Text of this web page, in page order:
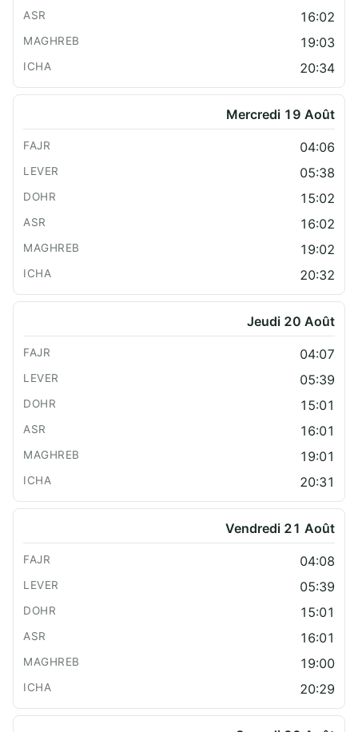
16:02
19:03
20:34
Mercredi 19 Août
04:06
05:38
15:02
16:02
19:02
20:32
Jeudi 20 Août
04:07
05:39
15:01
16:01
19:01
20:31
Vendredi 21 Août
04:08
05:39
15:01
16:01
19:00
20:29